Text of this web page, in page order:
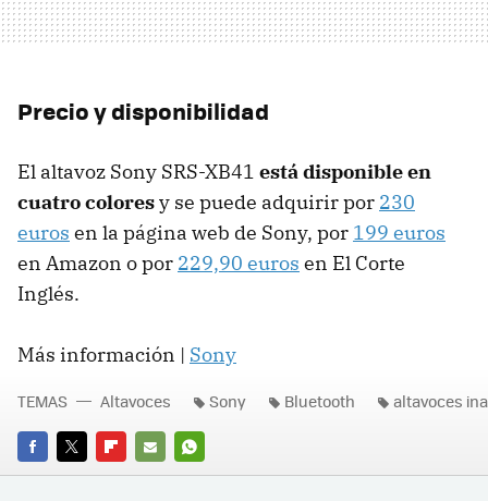
Precio y disponibilidad
El altavoz Sony SRS-XB41 está disponible en
cuatro coloresy se puede adquirir por 230
euros en la página web de Sony, por 199 euros
en Amazon o por 229,90 euros en El Corte
Inglés.
Más información | Sony
FACEBOOK
TWITTERFLIPBOARD
E-
WHATSAPP
TEMAS Altavoces Sony Bluetooth altavoces